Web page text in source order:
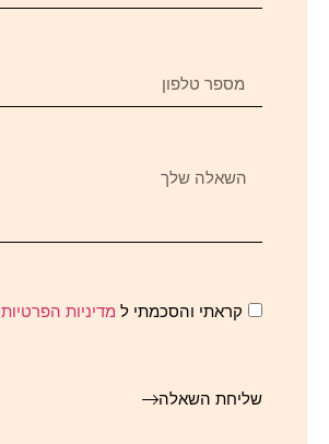
קראתי והסכמתי ל מדיניות הפרטיות
שליחת השאלה